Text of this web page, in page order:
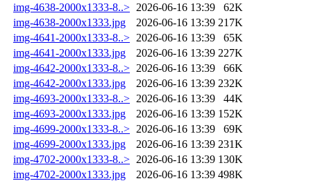
img-4638-2000x1333-8..> 2026-06-16 13:39
62K
img-4638-2000x1333.jpg
2026-06-16 13:39 217K
img-4641-2000x1333-8..> 2026-06-16 13:39
65K
img-4641-2000x1333.jpg
2026-06-16 13:39 227K
img-4642-2000x1333-8..> 2026-06-16 13:39
66K
img-4642-2000x1333.jpg
2026-06-16 13:39 232K
img-4693-2000x1333-8..> 2026-06-16 13:39
44K
img-4693-2000x1333.jpg
2026-06-16 13:39 152K
img-4699-2000x1333-8..> 2026-06-16 13:39
69K
img-4699-2000x1333.jpg
2026-06-16 13:39 231K
img-4702-2000x1333-8..> 2026-06-16 13:39 130K
img-4702-2000x1333.jpg
2026-06-16 13:39 498K